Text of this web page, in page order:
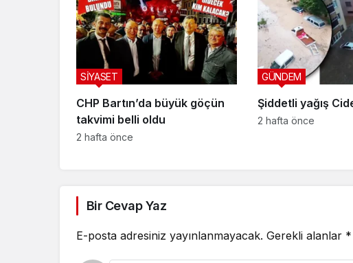
CHP Bartın’da büyük göçün
takvimi belli oldu
SİYASET
2 hafta önce
Şiddetli yağış
GÜNDEM
2 hafta önce
Bir Cevap Yaz
E-posta adresiniz yayınlanmayacak. Gerekli alanlar *